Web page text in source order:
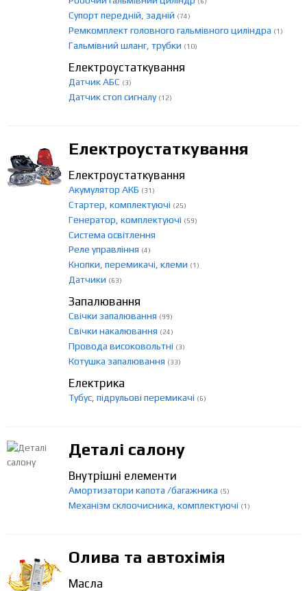
Супорт передній, задній (74)
Ремкомплект головного гальмівного циліндра (1)
Гальмівний шланг, трубки (10)
Електроустаткування
Датчик АБС (3)
Датчик стоп сигналу (12)
Електроустаткування
Електроустаткування
Акумулятор АКБ (31)
Стартер, комплектуючі (25)
Генератор, комплектуючі (59)
Система освітлення
Реле управління (4)
Кнопки, перемикачі, клеми (1)
Датчики (63)
Запалювання
Свічки запалювання (99)
Свічки накалювання (24)
Провода високовольтні (3)
Котушка запалювання (33)
Електрика
Тубус, підрульові перемикачі (6)
Деталі салону
Внутрішні елементи
Амортизатори капота /багажника (5)
Механізм склоочисника, комплектуючі (1)
Олива та автохімія
Масла